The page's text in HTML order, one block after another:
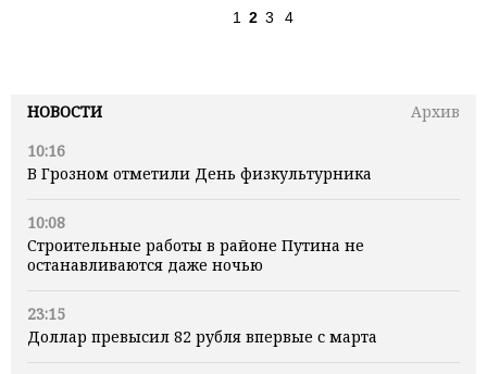
НОВОСТИ
Архив
10:16
В Грозном отметили День физкультурника
10:08
Строительные работы в районе Путина не
останавливаются даже ночью
23:15
Доллар превысил 82 рубля впервые с марта
1 2 3 4